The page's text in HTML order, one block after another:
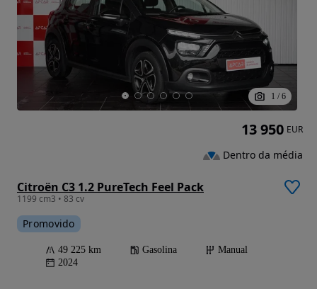
1 / 6
Citroën C3 1.2 PureTech Feel Pack
1199 cm3 • 83 cv
Promovido
49 225 km Gasolina
Manual
2024
13 950 EUR
Dentro da média